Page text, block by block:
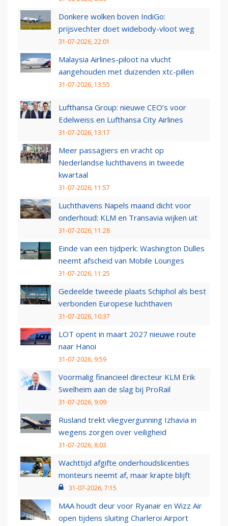
Donkere wolken boven IndiGo:
prijsvechter doet widebody-vloot weg
31-07-2026, 22:01
Malaysia Airlines-piloot na vlucht
aangehouden met duizenden xtc-pillen
31-07-2026, 13:55
Lufthansa Group: nieuwe CEO’s voor
Edelweiss en Lufthansa City Airlines
31-07-2026, 13:17
Meer passagiers en vracht op
Nederlandse luchthavens in tweede
kwartaal
31-07-2026, 11:57
Luchthavens Napels maand dicht voor
onderhoud: KLM en Transavia wijken uit
31-07-2026, 11:28
Einde van een tijdperk: Washington Dulles
neemt afscheid van Mobile Lounges
31-07-2026, 11:25
Gedeelde tweede plaats Schiphol als best
verbonden Europese luchthaven
31-07-2026, 10:37
LOT opent in maart 2027 nieuwe route
naar Hanoi
31-07-2026, 9:59
Voormalig financieel directeur KLM Erik
Swelheim aan de slag bij ProRail
31-07-2026, 9:09
Rusland trekt vliegvergunning Izhavia in
wegens zorgen over veiligheid
31-07-2026, 8:03
Wachttijd afgifte onderhoudslicenties
monteurs neemt af, maar krapte blijft
31-07-2026, 7:15
MAA houdt deur voor Ryanair en Wizz Air
open tijdens sluiting Charleroi Airport